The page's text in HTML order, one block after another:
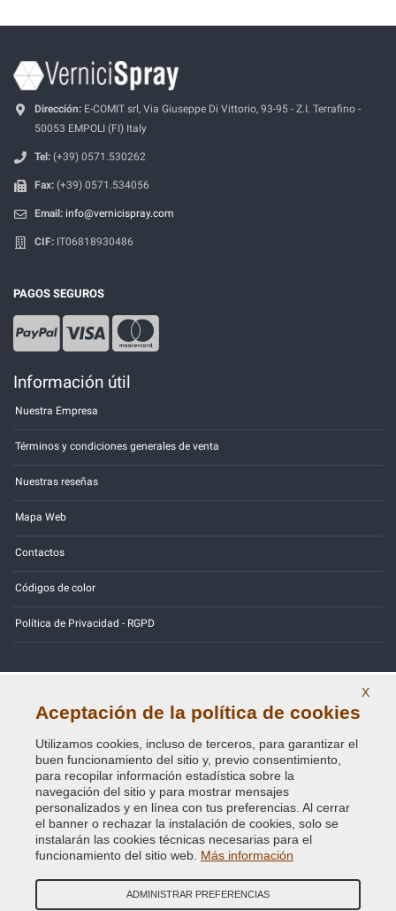
Dirección: E-COMIT srl, Via Giuseppe Di Vittorio, 93-95 - Z.I. Terrafino -
50053 EMPOLI (FI) Italy
Tel: (+39) 0571.530262
Fax: (+39) 0571.534056
Email: info@vernicispray.com
CIF: IT06818930486
PAGOS SEGUROS
Información útil
Nuestra Empresa
Términos y condiciones generales de venta
Nuestras reseñas
Mapa Web
Contactos
Códigos de color
Política de Privacidad - RGPD
Copyright © 2014 - 2026. All Rights Reserved.
Visitantes En Línea: 375
Credits:E-COMIT
SÍguenos en nuestras redes sociales
X
Aceptación de la política de cookies
Utilizamos cookies, incluso de terceros, para garantizar el
buen funcionamiento del sitio y, previo consentimiento,
para recopilar información estadística sobre la
navegación del sitio y para mostrar mensajes
personalizados y en línea con tus preferencias. Al cerrar
el banner o rechazar la instalación de cookies, solo se
instalarán las cookies técnicas necesarias para el
funcionamiento del sitio web. Más información
ADMINISTRAR PREFERENCIAS